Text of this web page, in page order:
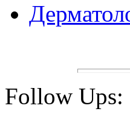
Follow Ups: